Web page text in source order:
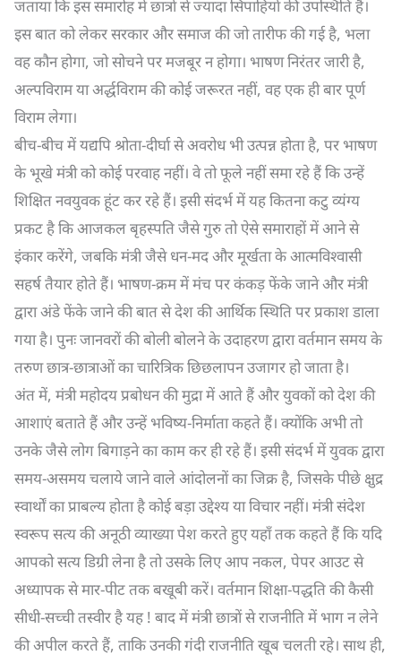
जताया कि इस समारोह में छात्रों से ज्यादा सिपाहियों की उपस्थिति है।
इस बात को लेकर सरकार और समाज की जो तारीफ की गई है, भला
वह कौन होगा, जो सोचने पर मजबूर न होगा। भाषण निरंतर जारी है,
अल्पविराम या अर्द्धविराम की कोई जरूरत नहीं, वह एक ही बार पूर्ण
विराम लेगा।
बीच-बीच में यद्यपि श्रोता-दीर्घा से अवरोध भी उत्पन्न होता है, पर भाषण
के भूखे मंत्री को कोई परवाह नहीं। वे तो फूले नहीं समा रहे हैं कि उन्हें
शिक्षित नवयुवक हूंट कर रहे हैं। इसी संदर्भ में यह कितना कटु व्यंग्य
प्रकट है कि आजकल बृहस्पति जैसे गुरु तो ऐसे समाराहों में आने से
इंकार करेंगे, जबकि मंत्री जैसे धन-मद और मूर्खता के आत्मविश्वासी
सहर्ष तैयार होते हैं। भाषण-क्रम में मंच पर कंकड़ फेंके जाने और मंत्री
द्वारा अंडे फेंके जाने की बात से देश की आर्थिक स्थिति पर प्रकाश डाला
गया है। पुनः जानवरों की बोली बोलने के उदाहरण द्वारा वर्तमान समय के
तरुण छात्र-छात्राओं का चारित्रिक छिछलापन उजागर हो जाता है।
अंत में, मंत्री महोदय प्रबोधन की मुद्रा में आते हैं और युवकों को देश की
आशाएं बताते हैं और उन्हें भविष्य-निर्माता कहते हैं। क्योंकि अभी तो
उनके जैसे लोग बिगाड़ने का काम कर ही रहे हैं। इसी संदर्भ में युवक द्वारा
समय-असमय चलाये जाने वाले आंदोलनों का जिक्र है, जिसके पीछे क्षुद्र
स्वार्थों का प्राबल्य होता है कोई बड़ा उद्देश्य या विचार नहीं। मंत्री संदेश
स्वरूप सत्य की अनूठी व्याख्या पेश करते हुए यहाँ तक कहते हैं कि यदि
आपको सत्य डिग्री लेना है तो उसके लिए आप नकल, पेपर आउट से
अध्यापक से मार-पीट तक बखूबी करें। वर्तमान शिक्षा-पद्धति की कैसी
सीधी-सच्ची तस्वीर है यह ! बाद में मंत्री छात्रों से राजनीति में भाग न लेने
की अपील करते हैं, ताकि उनकी गंदी राजनीति खूब चलती रहे। साथ ही,